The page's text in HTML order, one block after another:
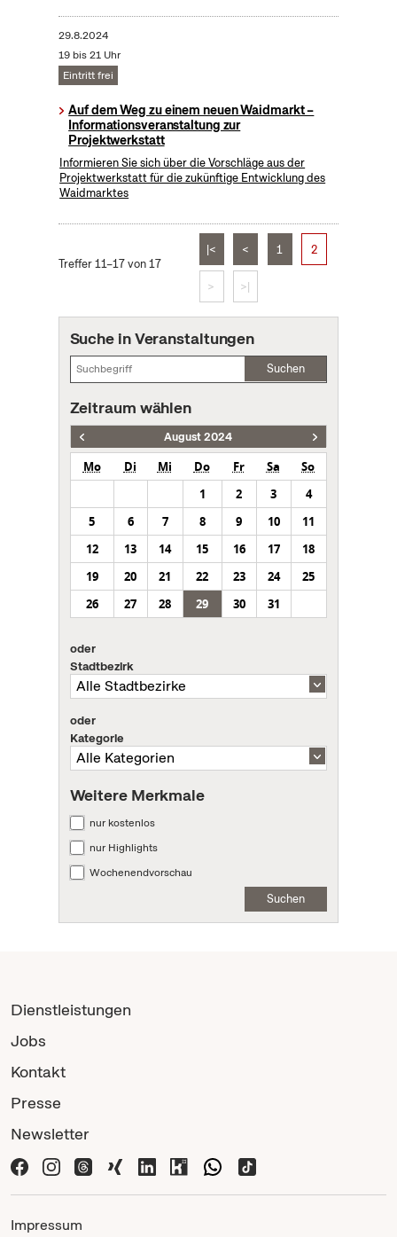
29.8.2024
19 bis 21 Uhr
Eintritt frei
Auf dem Weg zu einem neuen Waidmarkt –
Informationsveranstaltung zur
Projektwerkstatt
Informieren Sie sich über die Vorschläge aus der
Projektwerkstatt für die zukünftige Entwicklung des
Waidmarktes
Treffer 11–17 von 17
|< < 1 2
> >|
Suche in Veranstaltungen
Suchen
Zeitraum wählen
August 2024
Mo Di Mi Do Fr Sa
So
1
2 3
4
5
6 7 8 9 10
11
12
13 14 15 16 17
18
19
20 21 22 23 24
25
26
27 28 29 30 31
oder
Stadtbezirk
oder
Kategorie
Weitere Merkmale
nur kostenlos
nur Highlights
Wochenendvorschau
Suchen
Dienstleistungen
Jobs
Kontakt
Presse
Newsletter
Impressum